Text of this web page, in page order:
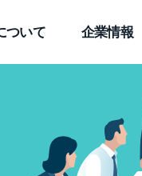
ついて 企業情報